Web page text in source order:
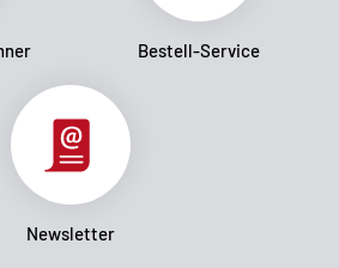
Bestell-Service
Newsletter